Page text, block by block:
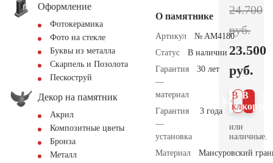
Оформление
Фотокерамика
Фото на стекле
Буквы из металла
Скарпель и Позолота
Пескоструй
Декор на памятник
Акрил
Композитные цветы
Бронза
Металл
О памятнике
Артикул
№ AM4180
Статус
В наличии
Гарантия
—
материал
30 лет
Гарантия
—
установка
3 года
Материал
Мансуровский
24.700
руб.
23.500
руб.
В
В 1
клик
или
наличные.